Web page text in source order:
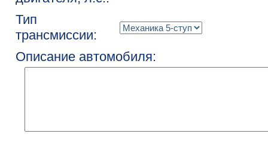
Тип
трансмиссии:
Описание автомобиля: